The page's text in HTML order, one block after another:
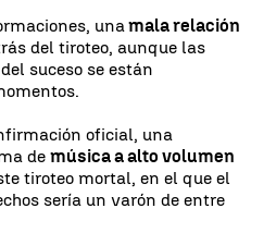
una mala relación
del tiroteo, aunque las
suceso se están
oficial, una
de música a alto volumen
tiroteo mortal, en el que el
sería un varón de entre